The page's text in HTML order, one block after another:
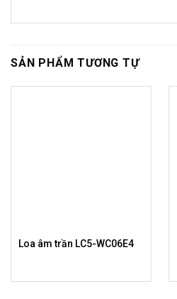
SẢN PHẨM TƯƠNG TỰ
Loa âm trần LC5-WC06E4